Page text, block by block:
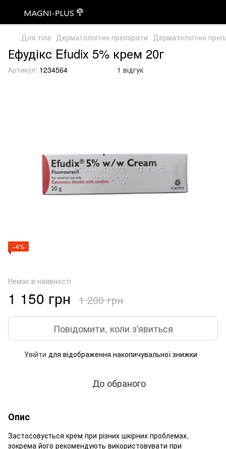
Для тіла Дерматологічні препарати Дерматологічні
Ефудікс Efudix 5% крем 20г
Артикул: 1234564 1 відгук
−4%
Немає в наявності
1 150 грн 1 200 грн
Повідомити, коли з'явиться
Увійти для відображення накопичувальної знижки
До обраного
Опис
Застосовується крем при різних шкірних проблемах,
зокрема його рекомендують використовувати при